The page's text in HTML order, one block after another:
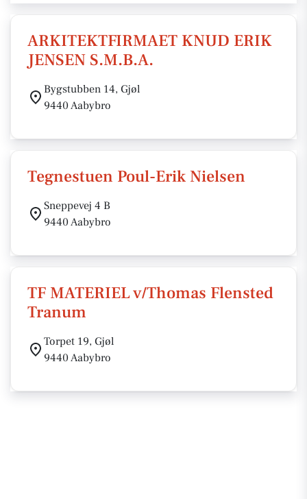
ARKITEKTFIRMAET KNUD ERIK
JENSEN S.M.B.A.
Bygstubben 14, Gjøl
9440 Aabybro
Tegnestuen Poul-Erik Nielsen
Sneppevej 4 B
9440 Aabybro
TF MATERIEL v/Thomas Flensted
Tranum
Torpet 19, Gjøl
9440 Aabybro